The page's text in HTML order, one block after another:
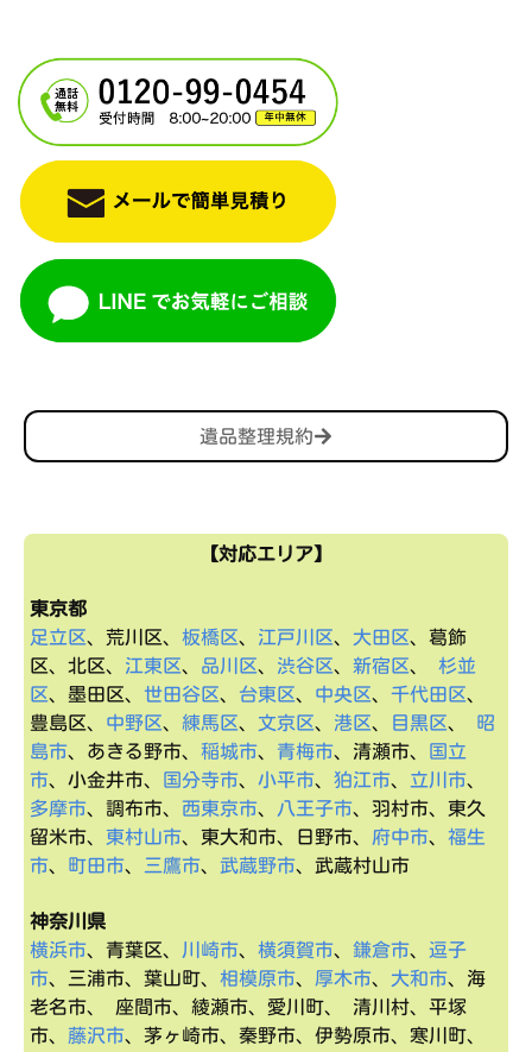
遺品整理規約
【対応エリア】
東京都
足立区、荒川区、 板橋区、 江戸川区、 大田区、葛飾
区、北区、 江東区、 品川区、 渋谷区、 新宿区、 杉並
区、墨田区、 世田谷区、 台東区、 中央区、 千代田区、
豊島区、 中野区、 練馬区、 文京区、 港区、 目黒区、 昭
島市、あきる野市、 稲城市、 青梅市、清瀬市、
国立
市、小金井市、 国分寺市、 小平市、 狛江市、 立川市、
多摩市、調布市、 西東京市、 八王子市、羽村市、東久
留米市、 東村山市、東大和市、日野市、 府中市、 福生
市、 町田市、 三鷹市、 武蔵野市、武蔵村山市
神奈川県
横浜市、青葉区、 川崎市、 横須賀市、 鎌倉市、 逗子
市、三浦市、葉山町、 相模原市、 厚木市、 大和市、海
老名市、 座間市、綾瀬市、愛川町、 清川村、平塚
市、 藤沢市、茅ヶ崎市、秦野市、伊勢原市、寒川町、